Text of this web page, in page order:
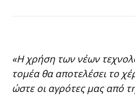
«Η χρήση των νέων
τομέα θα αποτελέσει το
ώστε οι αγρότες μας από